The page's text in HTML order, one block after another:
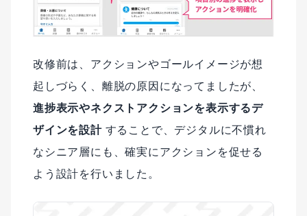
改修前は、アクションやゴールイメージが想
起しづらく、離脱の原因になってましたが、
進捗表示やネクストアクションを表示するデ
ザインを設計することで、デジタルに不慣れ
なシニア層にも、確実にアクションを促せる
よう設計を行いました。